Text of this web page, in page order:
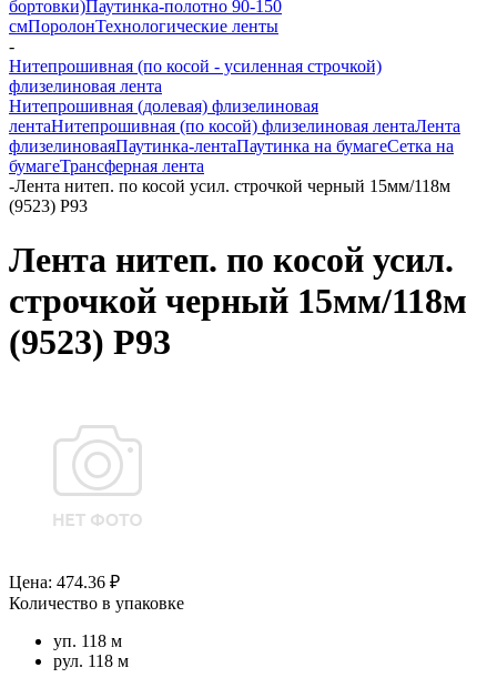
бортовки)Паутинка-полотно 90-150
смПоролонТехнологические ленты
-
Нитепрошивная (по косой - усиленная строчкой)
флизелиновая лента
Нитепрошивная (долевая) флизелиновая
лентаНитепрошивная (по косой) флизелиновая лентаЛента
флизелиноваяПаутинка-лентаПаутинка на бумагеСетка на
бумагеТрансферная лента
-Лента нитеп. по косой усил. строчкой черный 15мм/118м
(9523) Р93
Лента нитеп. по косой усил.
строчкой черный 15мм/118м
(9523) Р93
Цена: 474.36 ₽
Количество в упаковке
уп. 118 м
рул. 118 м